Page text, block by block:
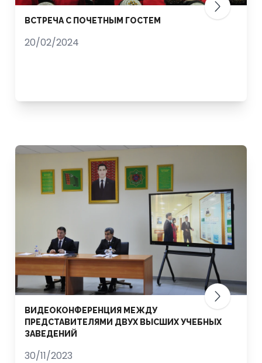
ВСТРЕЧА C ПОЧЕТНЫМ ГОСТЕМ
20/02/2024
ВИДЕОКОНФЕРЕНЦИЯ МЕЖДУ
ПРЕДСТАВИТЕЛЯМИ ДВУХ ВЫСШИХ УЧЕБНЫХ
ЗАВЕДЕНИЙ
30/11/2023